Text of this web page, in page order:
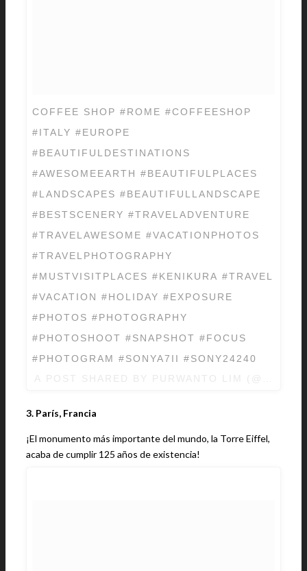
COFFEE SHOP #ROME #COFFEESHOP
#ITALY #EUROPE
#BEAUTIFULDESTINATIONS
#AWESOMEEARTH #BEAUTIFULPLACES
#LANDSCAPES #BEAUTIFULLANDSCAPE
#BESTSCENERY #TRAVELADVENTURE
#TRAVELAWESOME #VACATIONPHOTOS
#TRAVELPHOTOGRAPHY
#MUSTVISITPLACES #KENIKURA #TRAVEL
#VACATION #HOLIDAY #EXPOSURE
#PHOTOS #PHOTOGRAPHY
#PHOTOSHOOT #SNAPSHOT #FOCUS
#PHOTOGRAM #SONYA7II #SONY24240
3. París, Francia
¡El monumento más importante del mundo, la Torre Eiffel,
acaba de cumplir 125 años de existencia!